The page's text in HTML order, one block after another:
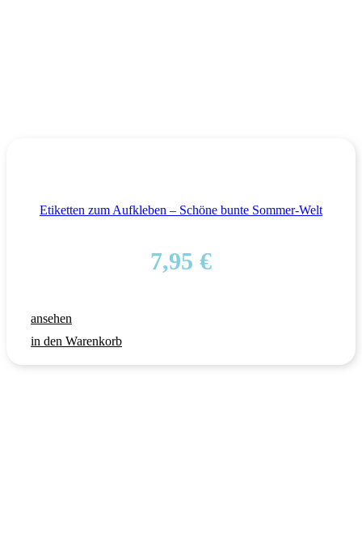
Etiketten zum Aufkleben – Schöne bunte Sommer-Welt
7,95 €
ansehen
in den Warenkorb